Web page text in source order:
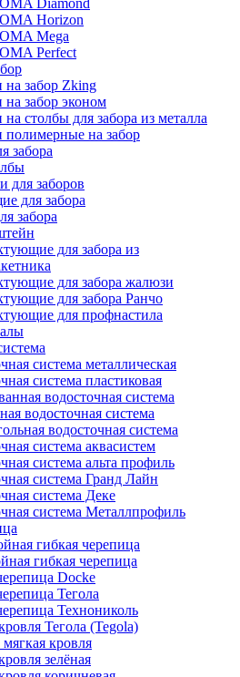
Diamond
Horizon
Mega
Perfect
на забор Zking
на забор эконом
столбы для забора из металла
полимерные на забор
забора
для заборов
для забора
забора
для забора из
для забора жалюзи
для забора Ранчо
для профнастила
система металлическая
система пластиковая
водосточная система
водосточная система
водосточная система
система аквасистем
система альта профиль
система Гранд Лайн
система Деке
система Металлпрофиль
гибкая черепица
гибкая черепица
Docke
Тегола
Технониколь
Тегола (Tegola)
кровля
зелёная